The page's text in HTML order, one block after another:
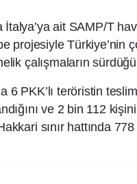
ait SAMP/T
projesiyle Türkiye’nin
çalışmaların sürdüğü
6 PKK’lı teröristin
ve 2 bin 112
sınır hattında